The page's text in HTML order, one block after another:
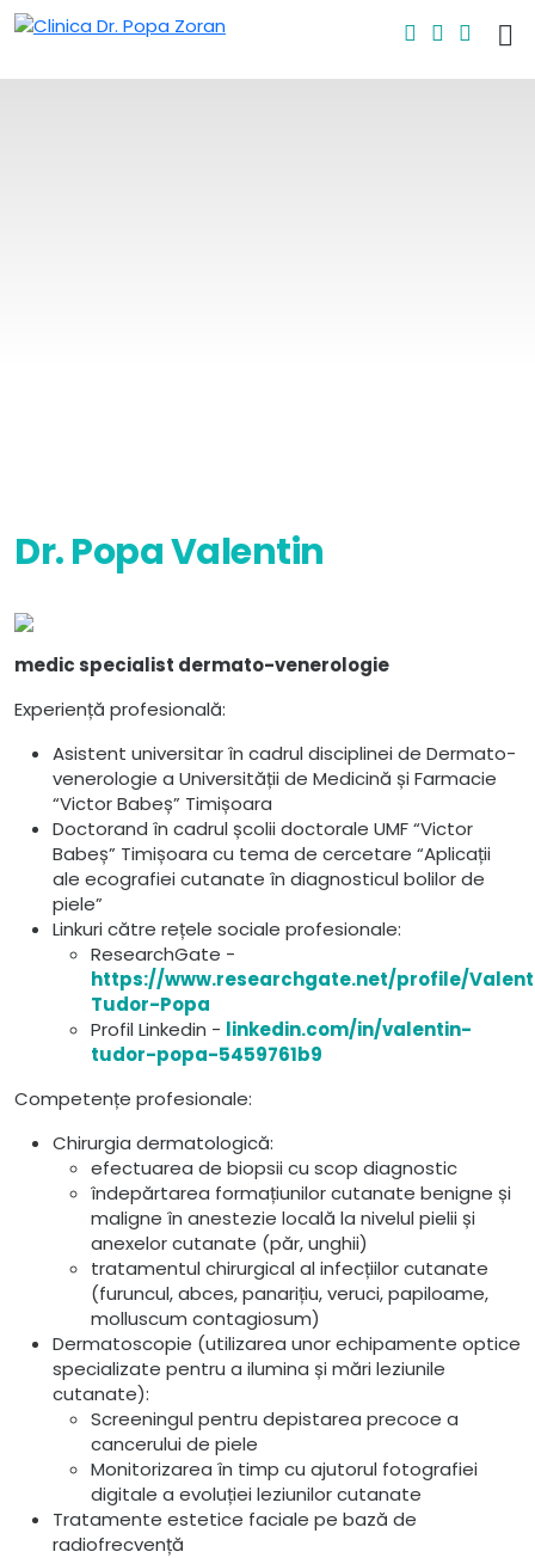
Dr. Popa Valentin
medic specialist dermato-venerologie
Experiență profesională:
Asistent universitar în cadrul disciplinei de Dermato-
venerologie a Universității de Medicină și Farmacie
“Victor Babeș” Timișoara
Doctorand în cadrul școlii doctorale UMF “Victor
Babeș” Timișoara cu tema de cercetare “Aplicații
ale ecografiei cutanate în diagnosticul bolilor de
piele”
Linkuri către rețele sociale profesionale:
ResearchGate -
https://www.researchgate.net/profile/
Tudor-Popa
Profil Linkedin - linkedin.com/in/valentin-
tudor-popa-5459761b9
Competențe profesionale:
Chirurgia dermatologică:
efectuarea de biopsii cu scop diagnostic
îndepărtarea formațiunilor cutanate benigne și
maligne în anestezie locală la nivelul pielii și
anexelor cutanate (păr, unghii)
tratamentul chirurgical al infecțiilor cutanate
(furuncul, abces, panarițiu, veruci, papiloame,
molluscum contagiosum)
Dermatoscopie (utilizarea unor echipamente optice
specializate pentru a ilumina și mări leziunile
cutanate):
Screeningul pentru depistarea precoce a
cancerului de piele
Monitorizarea în timp cu ajutorul fotografiei
digitale a evoluției leziunilor cutanate
Tratamente estetice faciale pe bază de
radiofrecvență